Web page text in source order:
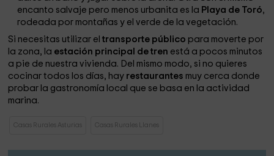
encanto salvaje pero menos urbanita es la Playa de Toró,
rodeada por montañas y el verde de la vegetación.
Si necesitas utilizar el transporte público para moverte por
la zona, la estación principal de tren está a pocos minutos
a pie de nuestra vivienda. Del mismo modo, si no quieres
cocinar todos los días, hay restaurantes muy cerca donde
probar la gastronomía local que se basa en la actividad
marina.
Casas Rurales Asturias Casas Rurales Llanes